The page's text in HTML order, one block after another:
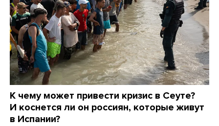
К чему может привести кризис в Сеуте?
И коснется ли он россиян, которые живут
в Испании?